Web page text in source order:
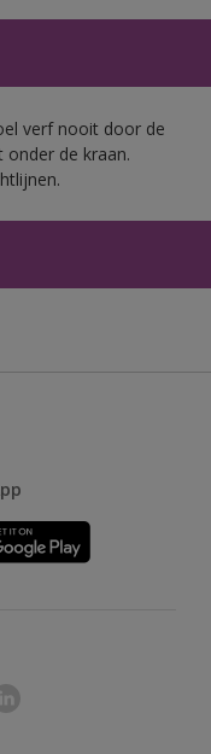
verf nooit door de
de kraan.